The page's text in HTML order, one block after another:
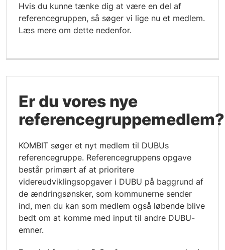
Hvis du kunne tænke dig at være en del af
referencegruppen, så søger vi lige nu et medlem.
Læs mere om dette nedenfor.
Er du vores nye
referencegruppemedlem?
KOMBIT søger et nyt medlem til DUBUs
referencegruppe. Referencegruppens opgave
består primært af at prioritere
videreudviklingsopgaver i DUBU på baggrund af
de ændringsønsker, som kommunerne sender
ind, men du kan som medlem også løbende blive
bedt om at komme med input til andre DUBU-
emner.